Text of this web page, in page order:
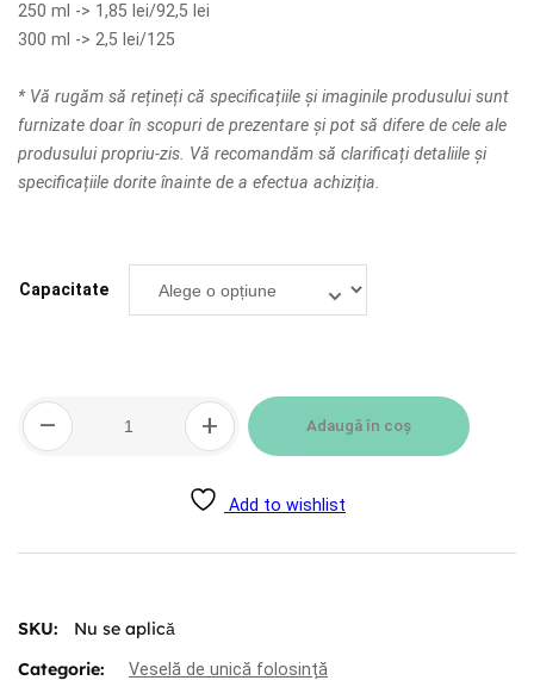
250 ml -> 1,85 lei/92,5 lei
300 ml -> 2,5 lei/125
* Vă rugăm să rețineți că specificațiile și imaginile produsului sunt
furnizate doar în scopuri de prezentare și pot să difere de cele ale
produsului propriu-zis. Vă recomandăm să clarificați detaliile și
specificațiile dorite înainte de a efectua achiziția.
Capacitate
–
Cantitate
Pahare
din
+ Adaugă în coș
Add to wishlist
SKU:
Nu se aplică
Categorie:
Veselă de unică folosință